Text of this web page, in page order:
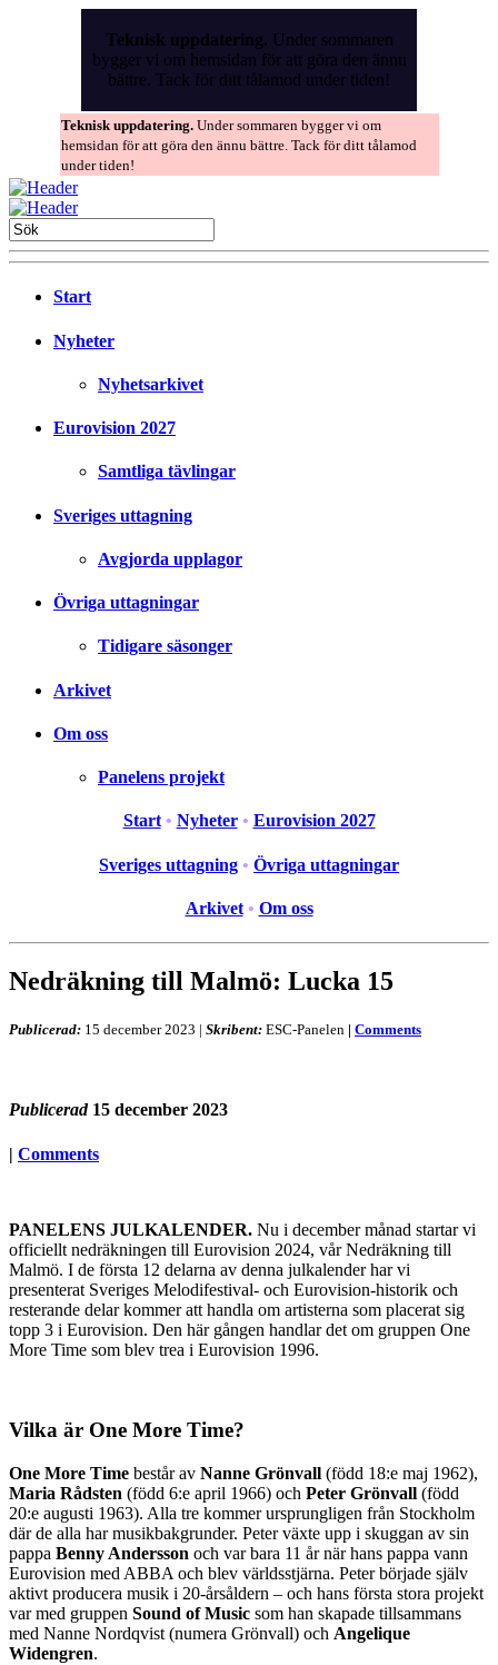
Teknisk uppdatering. Under sommaren
bygger vi om hemsidan för att göra den ännu
bättre. Tack för ditt tålamod under tiden!
Teknisk uppdatering. Under sommaren bygger vi om
hemsidan för att göra den ännu bättre. Tack för ditt tålamod
under tiden!
Start
Nyheter
Nyhetsarkivet
Eurovision 2027
Samtliga tävlingar
Sveriges uttagning
Avgjorda upplagor
Övriga uttagningar
Tidigare säsonger
Arkivet
Om oss
Panelens projekt
Start • Nyheter • Eurovision 2027
Sveriges uttagning • Övriga uttagningar
Arkivet • Om oss
Nedräkning till Malmö: Lucka 15
Publicerad: 15 december 2023 | Skribent: ESC-Panelen | Comments
Publicerad 15 december 2023
| Comments
PANELENS JULKALENDER. Nu i december månad startar vi
officiellt nedräkningen till Eurovision 2024, vår Nedräkning till
Malmö. I de första 12 delarna av denna julkalender har vi
presenterat Sveriges Melodifestival- och Eurovision-historik och
resterande delar kommer att handla om artisterna som placerat sig
topp 3 i Eurovision. Den här gången handlar det om gruppen One
More Time som blev trea i Eurovision 1996.
Vilka är One More Time?
One More Time består av Nanne Grönvall (född 18:e maj 1962),
Maria Rådsten (född 6:e april 1966) och Peter Grönvall (född
20:e augusti 1963). Alla tre kommer ursprungligen från Stockholm
där de alla har musikbakgrunder. Peter växte upp i skuggan av sin
pappa Benny Andersson och var bara 11 år när hans pappa vann
Eurovision med ABBA och blev världsstjärna. Peter började själv
aktivt producera musik i 20-årsåldern – och hans första stora projekt
var med gruppen Sound of Music som han skapade tillsammans
med Nanne Nordqvist (numera Grönvall) och Angelique
Widengren.